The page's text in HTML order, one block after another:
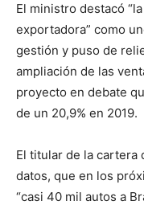
El ministro destacó
exportadora” como
gestión y puso de
ampliación de las
proyecto en debate
de un 20,9% en 2019.
El titular de la cartera
datos, que en los
“casi 40 mil autos a